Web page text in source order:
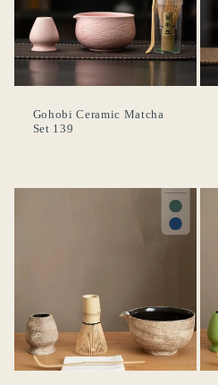
Gohobi Ceramic Matcha
Set 139